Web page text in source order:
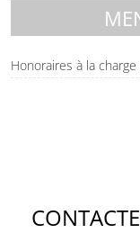
Honoraires à la